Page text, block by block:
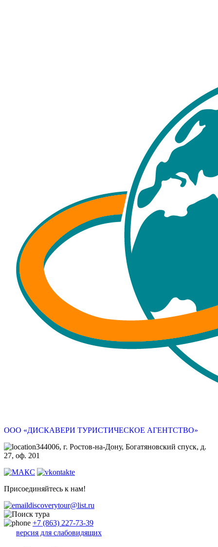
ООО «ДИСКАВЕРИ ТУРИСТИЧЕСКОЕ АГЕНТСТВО»
344006, г. Ростов-на-Дону, Богатяновский спуск, д.
27, оф. 201
Присоединяйтесь к нам!
discoverytour@list.ru
+7 (863) 227-73-39
версия для слабовидящих